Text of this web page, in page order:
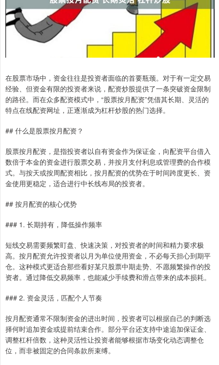
在股票市场中，资金往往是投资者面临的首要瓶颈。对于有一定交易
经验、但资金有限的投资者来说，配资炒股提供了一条突破资金限制
的路径。而在众多配资模式中，“股票按月配资”凭借其长期、灵活的
特点在线配资网址，正逐渐成为杠杆炒股的热门选择。
## 什么是股票按月配资？
股票按月配资，是指投资者以自有资金作为保证金，向配资平台借入
数倍于本金的资金进行股票交易，并按月支付利息或管理费的合作模
式。与按天或按周配资相比，按月配资的优势在于时间跨度更长、资
金使用更稳定，适合进行中长线布局的投资者。
## 按月配资的核心优势
### 1. 长期持有，降低操作频率
短线交易需要频繁盯盘、快速决策，对投资者的时间和精力要求极
高。按月配资允许投资者以月为单位使用资金，不必每天担心到期平
仓。这种模式更适合那些看好某只股票中期走势、不愿频繁操作的投
资者。通过降低交易频率，也能减少手续费和滑点带来的成本损耗。
### 2. 资金灵活，匹配个人节奏
按月配资通常不限制资金的进出时间，投资者可以根据自己的判断选
择何时追加资金或提前结束合作。部分平台还支持中途追加保证金、
调整杠杆倍数，这种灵活性让投资者能够根据市场变化动态调整仓
位，而非被固定的合同条款所束缚。